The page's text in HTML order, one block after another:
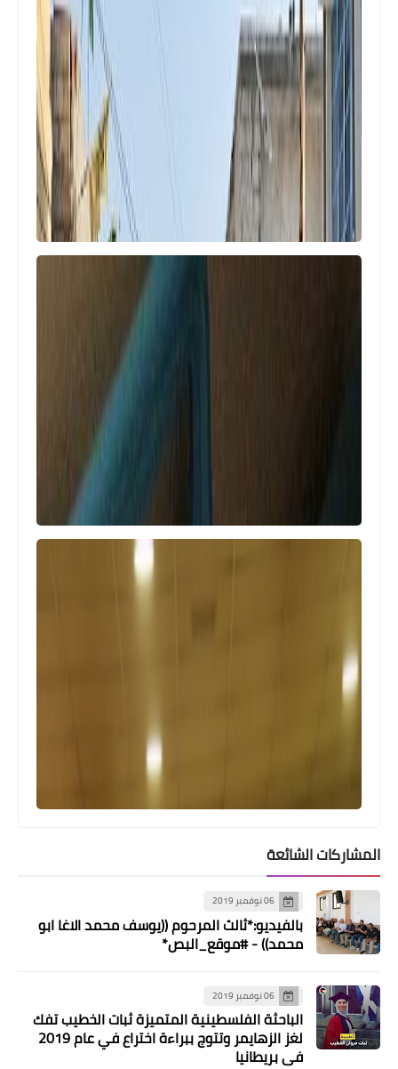
منوعات
​المعلمة بريئة​
المشاركات الشائعة
06 نوفمبر 2019
بالفيديو:*ثالث المرحوم ((يوسف محمد الاغا ابو
محمد)) - #موقع_البص*
06 نوفمبر 2019
الباحثة الفلسطينية المتميزة ثبات الخطيب تفك
لغز الزهايمر وتتوج ببراءة اختراع في عام 2019
في بريطانيا